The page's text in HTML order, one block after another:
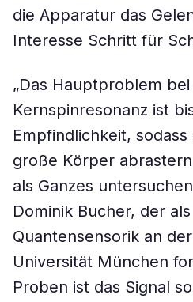
die Apparatur das
Interesse Schritt für
„Das Hauptproblem
Kernspinresonanz ist
Empfindlichkeit,
große Körper
als Ganzes
Dominik Bucher, der
Quantensensorik an
Universität München
Proben ist das Signal